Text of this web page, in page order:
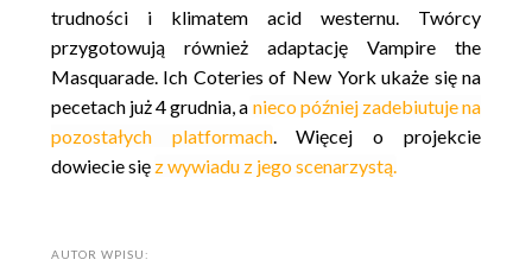
trudności i klimatem acid westernu. Twórcy
przygotowują również adaptację Vampire the
Masquarade. Ich Coteries of New York ukaże się na
pecetach już 4 grudnia, a nieco później zadebiutuje na
pozostałych platformach. Więcej o projekcie
dowiecie się z wywiadu z jego scenarzystą.
AUTOR WPISU: